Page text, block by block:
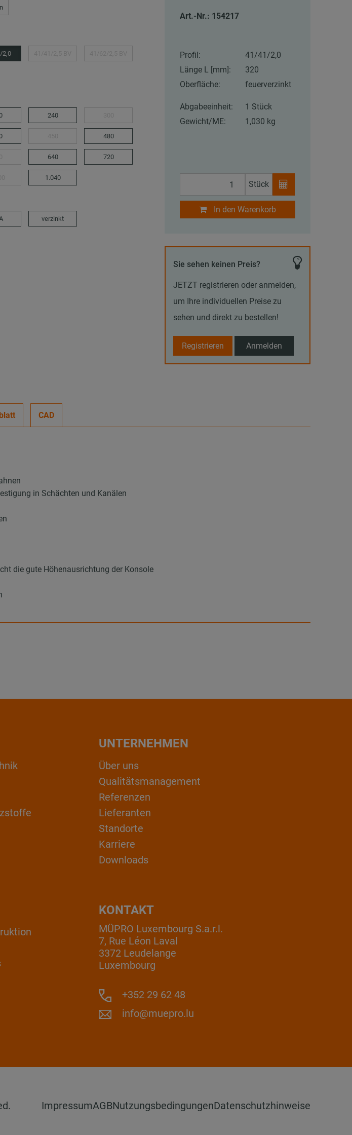
2,0
240
480
640 720
1.040
verzinkt
Art.-Nr.: 154217
Profil:
41/41/2,0
Länge L [mm]:
320
Oberfläche:
feuerverzinkt
Abgabeeinheit:
1 Stück
Gewicht/ME:
1,030 kg
Stück
In den Warenkorb
Sie sehen keinen Preis?
JETZT registrieren oder anmelden,
um Ihre individuellen Preise zu
sehen und direkt zu bestellen!
Registrieren Anmelden
CAD
in Schächten und Kanälen
die gute Höhenausrichtung der Konsole
UNTERNEHMEN
Über uns
Qualitätsmanagement
Referenzen
Lieferanten
Standorte
Karriere
Downloads
KONTAKT
MÜPRO Luxembourg S.a.r.l.
7, Rue Léon Laval
3372 Leudelange
Luxembourg
+352 29 62 48
info@muepro.lu
ImpressumAGBNutzungsbedingungenDatenschutzhinweise